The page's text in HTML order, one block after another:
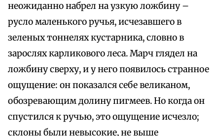
неожиданно набрел на узкую ложбину –
русло маленького ручья, исчезавшего в
зеленых тоннелях кустарника, словно в
зарослях карликового леса. Марч глядел на
ложбину сверху, и у него появилось странное
ощущение: он показался себе великаном,
обозревающим долину пигмеев. Но когда он
спустился к ручью, это ощущение исчезло;
склоны были невысокие, не выше